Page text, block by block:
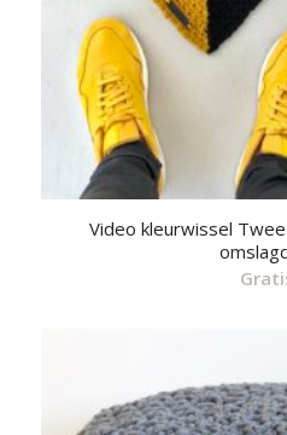
Video kleurwissel